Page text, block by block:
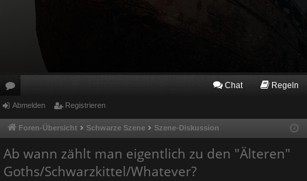
or
en
Chat Regeln
Abmelden Registrieren
Foren-Übersicht Schwarze Szene Szene-Diskussion
Ab wann zählt man eigentlich zu den "Älteren"
Goths/Schwarzkittel/Whatever?